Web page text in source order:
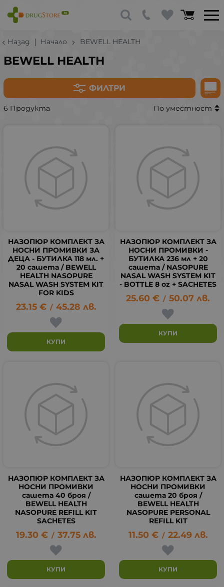
Назад Начало BEWELL HEALTH
BEWELL HEALTH
ФИЛТРИ
6 Продукта По уместност
НАЗОПЮР КОМПЛЕКТ ЗА
НОСНИ ПРОМИВКИ ЗА
ДЕЦА - БУТИЛКА 118 мл. +
20 сашета / BEWELL
HEALTH NASOPURE
NASAL WASH SYSTEM KIT
FOR KIDS
23.15 € / 45.28 лв.
КУПИ
НАЗОПЮР КОМПЛЕКТ ЗА
НОСНИ ПРОМИВКИ -
БУТИЛКА 236 мл + 20
сашета / NASOPURE
NASAL WASH SYSTEM KIT
- BOTTLE 8 oz + SACHETES
25.60 € / 50.07 лв.
КУПИ
НАЗОПЮР КОМПЛЕКТ ЗА
НОСНИ ПРОМИВКИ
сашета 40 броя /
BEWELL HEALTH
NASOPURE REFILL KIT
SACHETES
19.30 € / 37.75 лв.
КУПИ
НАЗОПЮР КОМПЛЕКТ ЗА
НОСНИ ПРОМИВКИ
сашета 20 броя /
BEWELL HEALTH
NASOPURE PERSONAL
REFILL KIT
11.50 € / 22.49 лв.
КУПИ